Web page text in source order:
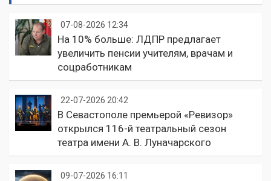
07-08-2026 12:34
На 10% больше: ЛДПР предлагает
увеличить пенсии учителям, врачам и
соцработникам
22-07-2026 20:42
В Севастополе премьерой «Ревизор»
открылся 116-й театральный сезон
театра имени А. В. Луначарского
09-07-2026 16:11